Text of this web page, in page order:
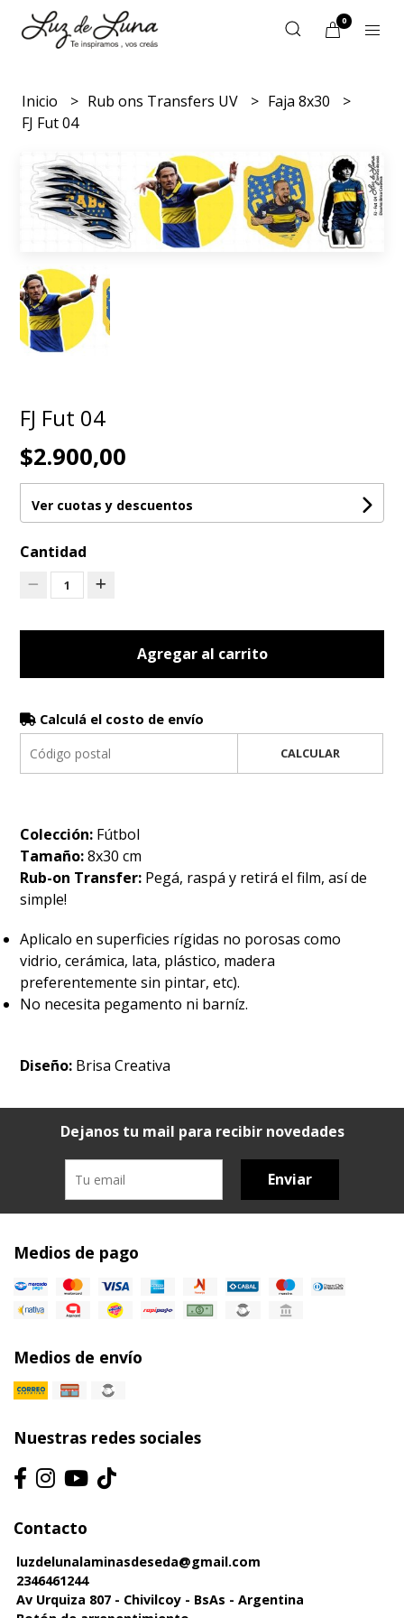
0
Inicio Rub ons Transfers UV
Faja 8x30
FJ Fut 04
FJ Fut 04
$2.900,00
Ver cuotas y descuentos
Cantidad
1
Agregar al carrito
Calculá el costo de envío
CALCULAR
Colección: Fútbol
Tamaño:8x30 cm
Rub-on Transfer: Pegá, raspá y retirá el film, así de
simple!
Aplicalo en superficies rígidas no porosas como
vidrio, cerámica, lata, plástico, madera
preferentemente sin pintar, etc).
No necesita pegamento ni barníz.
Diseño: Brisa Creativa
Dejanos tu mail para recibir novedades
Enviar
Medios de pago
Medios de envío
Nuestras redes sociales
Contacto
luzdelunalaminasdeseda@gmail.com
2346461244
Av Urquiza 807 - Chivilcoy - BsAs - Argentina